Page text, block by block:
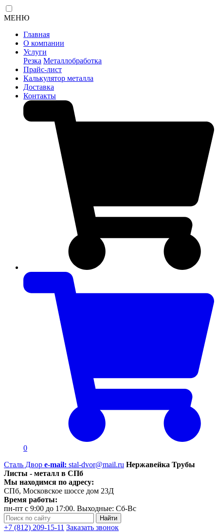
МЕНЮ
Главная
О компании
Услуги
Резка Металлобработка
Прайс-лист
Калькулятор металла
Доставка
Контакты
0
Сталь Двор e-mail: stal-dvor@mail.ru Нержавейка Трубы
Листы - металл в СПб
Мы находимся по адресу:
СПб, Московское шоссе дом 23Д
Время работы:
пн-пт с 9:00 до 17:00. Выходные: Сб-Вс
+7 (812) 209-15-11 Заказать звонок